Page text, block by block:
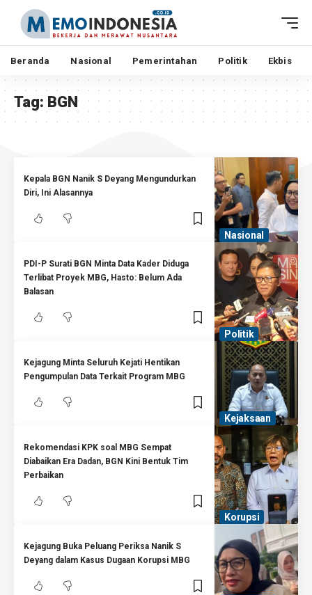
Beranda Nasional Pemerintahan Politik Ekbis
Tag:BGN
Nasional
Kepala BGN Nanik S Deyang Mengundurkan
Diri, Ini Alasannya
Politik
PDI-P Surati BGN Minta Data Kader Diduga
Terlibat Proyek MBG, Hasto: Belum Ada
Balasan
Kejaksaan
Kejagung Minta Seluruh Kejati Hentikan
Pengumpulan Data Terkait Program MBG
Korupsi
Rekomendasi KPK soal MBG Sempat
Diabaikan Era Dadan, BGN Kini Bentuk Tim
Perbaikan
Kejagung Buka Peluang Periksa Nanik S
Deyang dalam Kasus Dugaan Korupsi MBG